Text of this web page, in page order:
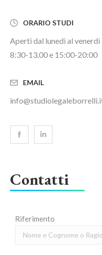
ORARIO STUDI
Aperti dal lunedì al venerdì
8:30-13.00 e 15:00-20:00
EMAIL
FacebookLinkedin
Contatti
Riferimento